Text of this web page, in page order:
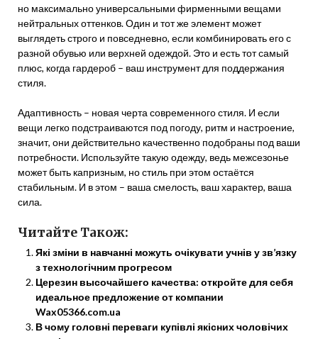
но максимально универсальными фирменными вещами
нейтральных оттенков. Один и тот же элемент может
выглядеть строго и повседневно, если комбинировать его с
разной обувью или верхней одеждой. Это и есть тот самый
плюс, когда гардероб – ваш инструмент для поддержания
стиля.
Адаптивность – новая черта современного стиля. И если
вещи легко подстраиваются под погоду, ритм и настроение,
значит, они действительно качественно подобраны под ваши
потребности. Используйте такую одежду, ведь межсезонье
может быть капризным, но стиль при этом остаётся
стабильным. И в этом – ваша смелость, ваш характер, ваша
сила.
Читайте Також:
Які зміни в навчанні можуть очікувати учнів у зв’язку
з технологічним прогресом
Церезин высочайшего качества: откройте для себя
идеальное предложение от компании
Wax05366.com.ua
В чому головні переваги купівлі якісних чоловічих